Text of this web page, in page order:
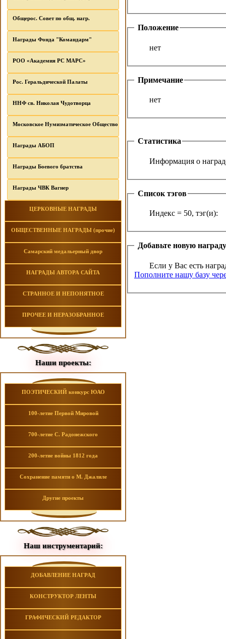
Общерос. Совет по общ. нагр.
Награды Фонда "Командарм"
РОО «Академия РС МАРС»
Рос. Геральдической Палаты
ННФ св. Николая Чудотворца
Московское Нумизматическое Общество
Награды АБОП
Награды Боевого братства
Награды ЧВК Вагнер
ЦЕРКОВНЫЕ НАГРАДЫ
ОБЩЕСТВЕННЫЕ НАГРАДЫ (прочие)
Самарский медальерный двор
НАГРАДЫ АВТОРА САЙТА
СТРАННОЕ И НЕПОНЯТНОЕ
ПРОЧЕЕ И НЕРАЗОБРАННОЕ
Наши проекты:
ПОЭТИЧЕСКИЙ конкурс ЮАО
100-летие Первой Мировой
700-летие С. Радонежского
200-летие войны 1812 года
Сохранение памяти о М. Джалиле
Другие проекты
Наш инструментарий:
ДОБАВЛЕНИЕ НАГРАД
КОНСТРУКТОР ЛЕНТЫ
ГРАФИЧЕСКИЙ РЕДАКТОР
Положение
нет
Примечание
нет
Статистика
Информация о
Список тэгов
Индекс = 50, тэг(и):
Добавьте новую награду
Если у Вас есть
Пополните нашу базу